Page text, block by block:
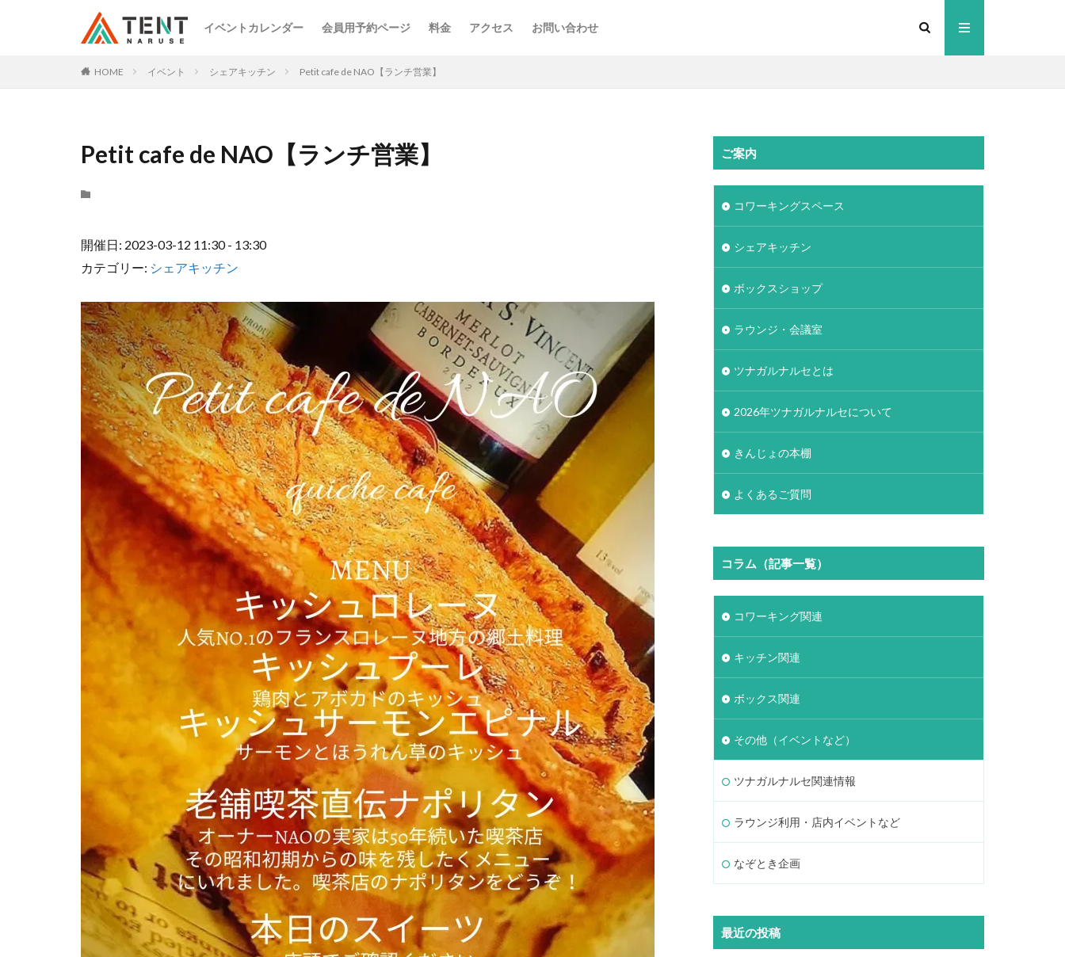
イベントカレンダー 会員用予約ページ 料金 アクセス お問い合わせ
HOME イベント シェアキッチン Petit cafe de NAO【ランチ営業】
Petit cafe de NAO【ランチ営業】
開催日: 2023-03-12 11:30 - 13:30
カテゴリー: シェアキッチン
ご案内
コワーキングスペース
シェアキッチン
ボックスショップ
ラウンジ・会議室
ツナガルナルセとは
2026年ツナガルナルセについて
きんじょの本棚
よくあるご質問
コラム（記事一覧）
コワーキング関連
キッチン関連
ボックス関連
その他（イベントなど）
ツナガルナルセ関連情報
ラウンジ利用・店内イベントなど
なぞとき企画
最近の投稿